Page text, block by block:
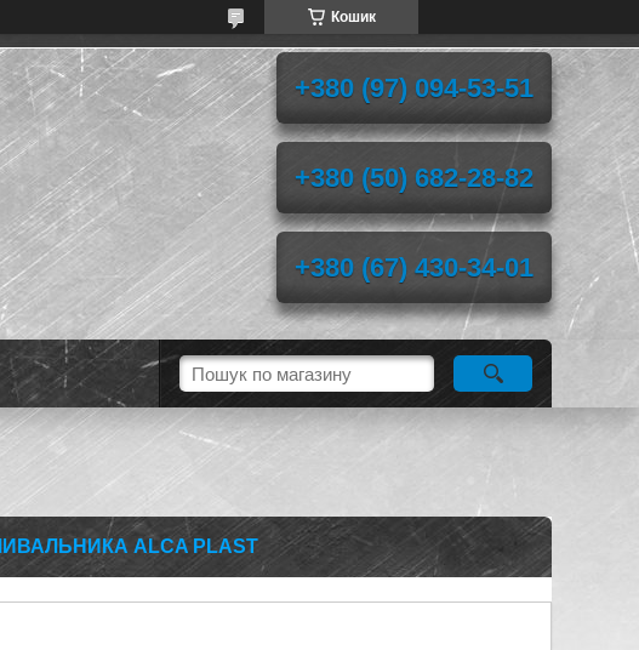
Кошик
+380 (97) 094-53-51
+380 (50) 682-28-82
+380 (67) 430-34-01
ALCA PLAST